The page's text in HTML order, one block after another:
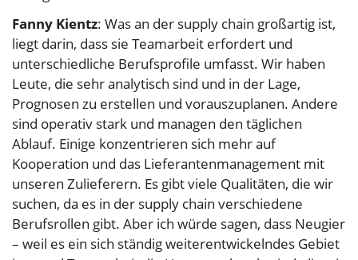
Fanny Kientz: Was an der supply chain großartig ist,
liegt darin, dass sie Teamarbeit erfordert und
unterschiedliche Berufsprofile umfasst. Wir haben
Leute, die sehr analytisch sind und in der Lage,
Prognosen zu erstellen und vorauszuplanen. Andere
sind operativ stark und managen den täglichen
Ablauf. Einige konzentrieren sich mehr auf
Kooperation und das Lieferantenmanagement mit
unseren Zulieferern. Es gibt viele Qualitäten, die wir
suchen, da es in der supply chain verschiedene
Berufsrollen gibt. Aber ich würde sagen, dass Neugier
– weil es ein sich ständig weiterentwickelndes Gebiet